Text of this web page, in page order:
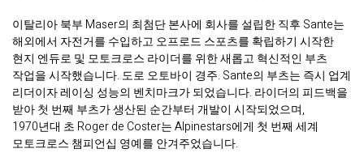
이탈리아 북부 Maser의 최첨단 본사에 회사를 설립한 직후 Sante는
해외에서 자전거를 수입하고 오프로드 스포츠를 확립하기 시작한
현지 엔듀로 및 모토크로스 라이더를 위한 새롭고 혁신적인 부츠
작업을 시작했습니다. 도로 오토바이 경주. Sante의 부츠는 즉시 업계
리더이자 레이싱 성능의 벤치마크가 되었습니다. 라이더의 피드백을
받아 첫 번째 부츠가 생산된 순간부터 개발이 시작되었으며,
1970년대 초 Roger de Coster는 Alpinestars에게 첫 번째 세계
모토크로스 챔피언십 영예를 안겨주었습니다.